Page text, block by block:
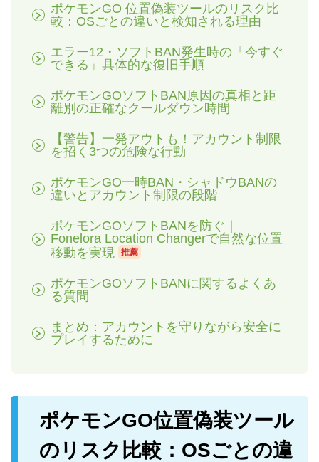
ポケモンGO 位置偽装ツールのリスク比
較：OSごとの違いと検知される理由
エラー12・ソフトBAN発生時の「今すぐ
できる」具体的な復旧手順
ポケモンGOソフトBAN原因の真相と距
離別の正確なクールダウン時間
【警告】一発アウトも！アカウント制限
を招く3つの危険な行動
ポケモンGO一時BAN・シャドウBANの
違いとアカウント制限の段階
ポケモンGOソフトBANを防ぐ｜
Fonelora Location Changerで自然な位置
移動を実現
推薦
ポケモンGOソフトBANに関するよくあ
る質問
まとめ：アカウントを守りながら安全に
プレイするために
ポケモンGO位置偽装ツール
のリスク比較：OSごとの違